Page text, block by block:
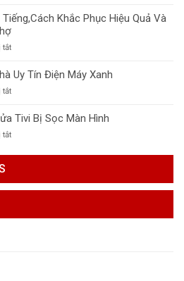
Quận
1
Nhân
Khắc
Sửa
Bị
Khắc Phục Hiệu Quả Và
tắtở
Tivi
Không
Có
Khắc
Quả
Nào
Uy Tín Điện Máy Xanh
tắtở
Sửa
Tại
Điện Máy
Tivi Bị Sọc Màn Hình
tắtở
Khắc
Sửa
Sọc